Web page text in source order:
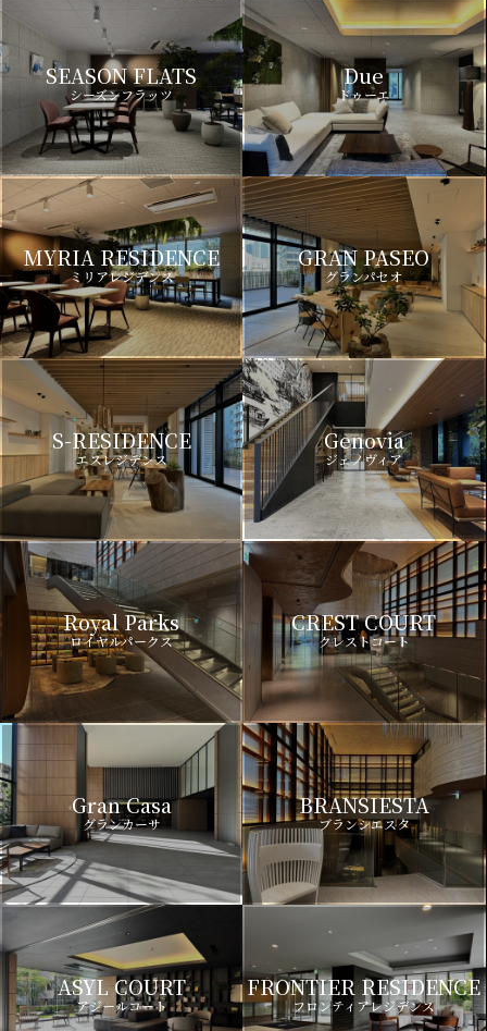
SEASON FLATS
シーズンフラッツ
Due
ドゥーエ
MYRIA RESIDENCE
ミリアレジデンス
GRAN PASEO
グランパセオ
S-RESIDENCE
エスレジデンス
Genovia
ジェノヴィア
Royal Parks
ロイヤルパークス
CREST COURT
クレストコート
Gran Casa
グランカーサ
BRANSIESTA
ブランシエスタ
ASYL COURT
アジールコート
FRONTIER RESIDENCE
フロンティアレジデンス